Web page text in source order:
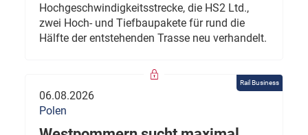
Hochgeschwindigkeitsstrecke, die HS2 Ltd.,
zwei Hoch- und Tiefbaupakete für rund die
Hälfte der entstehenden Trasse neu verhandelt.
Rail Business
06.08.2026
Polen